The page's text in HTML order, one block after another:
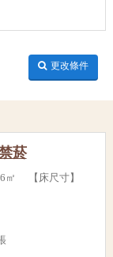
更改條件
菸
㎡ 【床尺寸】